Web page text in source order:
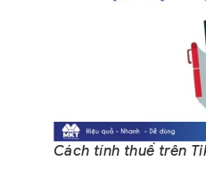
Cách tính thuế trên